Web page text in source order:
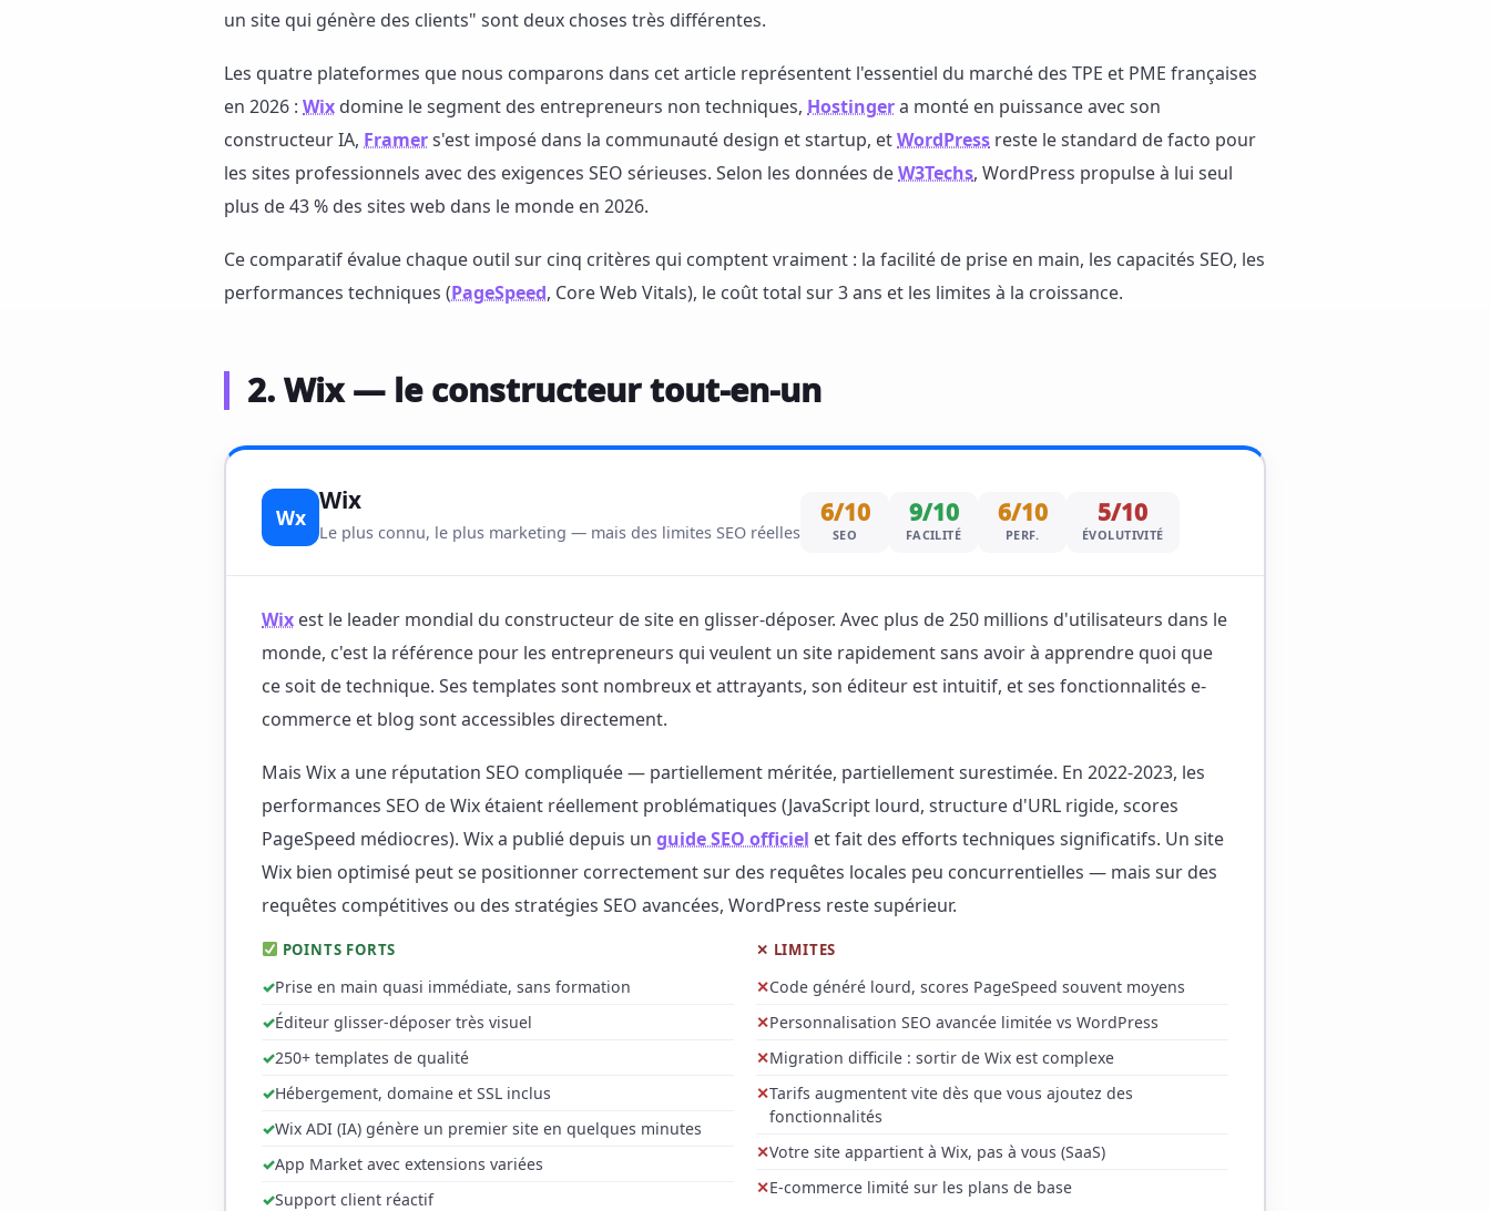
un site qui génère des clients" sont deux choses très différentes.
Les quatre plateformes que nous comparons dans cet article représentent l'essentiel du marché des TPE et PME françaises
en 2026 : Wix domine le segment des entrepreneurs non techniques, Hostingera monté en puissance avec son
constructeur IA, Framers'est imposé dans la communauté design et startup, etWordPress reste le standard de facto pour
les sites professionnels avec des exigences SEO sérieuses. Selon les données deW3Techs, WordPress propulse à lui seul
plus de 43 % des sites web dans le monde en 2026.
Ce comparatif évalue chaque outil sur cinq critères qui comptent vraiment : la facilité de prise en main, les capacités SEO, les
performances techniques (PageSpeed, Core Web Vitals), le coût total sur 3 ans et les limites à la croissance.
2. Wix — le constructeur tout-en-un
Wx
Wix
Le plus connu, le plus marketing — mais des limites SEO réelles
6/10
SEO
9/10
FACILITÉ
6/10
PERF.
5/10
ÉVOLUTIVITÉ
Wix est le leader mondial du constructeur de site en glisser-déposer. Avec plus de 250 millions d'utilisateurs dans le
monde, c'est la référence pour les entrepreneurs qui veulent un site rapidement sans avoir à apprendre quoi que
ce soit de technique. Ses templates sont nombreux et attrayants, son éditeur est intuitif, et ses fonctionnalités e-
commerce et blog sont accessibles directement.
Mais Wix a une réputation SEO compliquée — partiellement méritée, partiellement surestimée. En 2022-2023, les
performances SEO de Wix étaient réellement problématiques (JavaScript lourd, structure d'URL rigide, scores
PageSpeed médiocres). Wix a publié depuis un guide SEO officiel et fait des efforts techniques significatifs. Un site
Wix bien optimisé peut se positionner correctement sur des requêtes locales peu concurrentielles — mais sur des
requêtes compétitives ou des stratégies SEO avancées, WordPress reste supérieur.
POINTS FORTS
Prise en main quasi immédiate, sans formation
Éditeur glisser-déposer très visuel
250+ templates de qualité
Hébergement, domaine et SSL inclus
Wix ADI (IA) génère un premier site en quelques minutes
App Market avec extensions variées
Support client réactif
✕ LIMITES
Code généré lourd, scores PageSpeed souvent moyens
Personnalisation SEO avancée limitée vs WordPress
Migration difficile : sortir de Wix est complexe
Tarifs augmentent vite dès que vous ajoutez des
fonctionnalités
Votre site appartient à Wix, pas à vous (SaaS)
E-commerce limité sur les plans de base